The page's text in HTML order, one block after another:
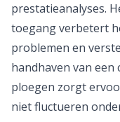
prestatieanalyses.
toegang verbetert
problemen en
handhaven van een
ploegen zorgt
niet fluctueren